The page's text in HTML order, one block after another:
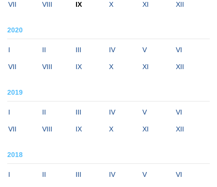
VII VIII IX X XI XII
2020
I II III IV V VI
VII VIII IX X XI XII
2019
I II III IV V VI
VII VIII IX X XI XII
2018
I II III IV V VI